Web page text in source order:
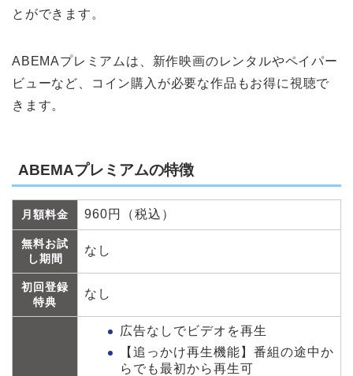
とができます。
ABEMAプレミアムは、新作映画のレンタルやペイパー
ビューなど、コイン購入が必要な作品もお得に視聴で
きます。
ABEMAプレミアムの特徴
月額料金 960円（税込）
無料お試
し期間
なし
初回登録
特典
なし
広告なしでビデオを再生
【追っかけ再生機能】番組の途中か
らでも最初から再生可